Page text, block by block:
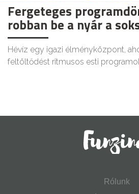
Fergeteges
robban be a nyár a
Hévíz egy igazi élményközpont,
feltöltődést ritmusos esti
Rólunk